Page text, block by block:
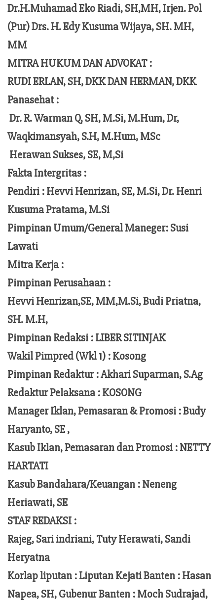
Dr.H.Muhamad Eko Riadi, SH,MH, Irjen. Pol
(Pur) Drs. H. Edy Kusuma Wijaya, SH. MH,
MM
MITRA HUKUM DAN ADVOKAT :
RUDI ERLAN, SH, DKK DAN HERMAN, DKK
Panasehat :
Dr. R. Warman Q, SH, M.Si, M.Hum,Dr,
Waqkimansyah, S.H, M.Hum, MSc
Herawan Sukses, SE, M,Si
Fakta Intergritas :
Pendiri :Hevvi Henrizan, SE, M.Si, Dr. Henri
Kusuma Pratama, M.Si
Pimpinan Umum/General Maneger:Susi
Lawati
Mitra Kerja :
Pimpinan Perusahaan :
Hevvi Henrizan,SE, MM,M.Si,Budi Priatna,
SH. M.H,
Pimpinan Redaksi :LIBER SITINJAK
Wakil Pimpred (Wkl 1) : Kosong
Pimpinan Redaktur :Akhari Suparman, S.Ag
Redaktur Pelaksana :KOSONG
Manager Iklan, Pemasaran & Promosi :Budy
Haryanto, SE ,
Kasub Iklan, Pemasaran dan Promosi :NETTY
HARTATI
Kasub Bandahara/Keuangan :Neneng
Heriawati, SE
STAF REDAKSI :
Rajeg, Sari indriani, Tuty Herawati, Sandi
Heryatna
Korlap liputan :Liputan Kejati Banten : Hasan
Napea, SH,Gubenur Banten : MochSudrajad,